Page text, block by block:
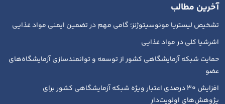
آخرین مطالب
تشخیص لیستریا مونوسیتوژنز؛ گامی مهم در تضمین ایمنی مواد غذایی
اشرشیا کلی در مواد غذایی
حمایت شبکه آزمایشگاهی کشور از توسعه و توانمندسازی آزمایشگاه‌های
عضو
افزایش ۳۰ درصدی اعتبار ویژه شبکه آزمایشگاهی کشور برای
پژوهش‌های اولویت‌دار